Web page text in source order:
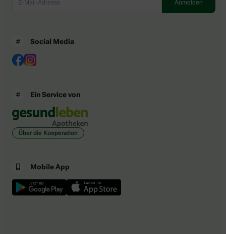
Social Media
Ein Service von
Über die Kooperation
Mobile App